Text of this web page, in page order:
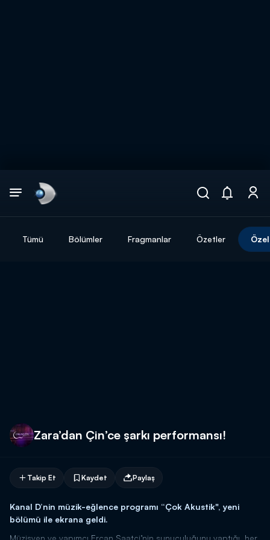
Tümü Bölümler Fragmanlar Özetler
Zara’dan Çin’ce şarkı performansı!
Takip Et Kaydet Paylaş
Kanal D’nin müzik-eğlence programı “Çok Akustik", yeni
bölümü ile ekrana geldi.
Müzisyen ve yapımcı Ercan Saatçi’nin sunuculuğunu yaptığı, her